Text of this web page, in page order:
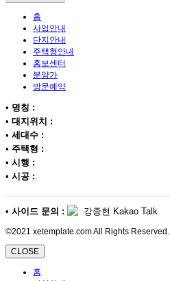
홈
사업안내
단지안내
주택형안내
홍보센터
분양가
방문예약
• 명칭 :
• 대지위치 :
• 세대수 :
• 주택형 :
• 시행 :
• 시공 :
• 사이드 문의 : 강종현 Kakao Talk
©2021 xetemplate.com All Rights Reserved.
CLOSE
홈